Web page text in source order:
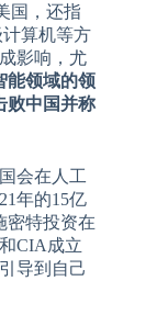
国，还指
算机等方
影响，尤
能领域的领
败中国并称
会在人工
年的15亿
密特投资在
CIA成立
导到自己